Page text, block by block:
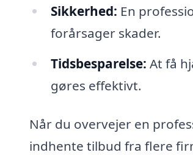
Sikkerhed: En
forårsager skader.
Tidsbesparelse: At få
gøres effektivt.
Når du overvejer en
indhente tilbud fra flere